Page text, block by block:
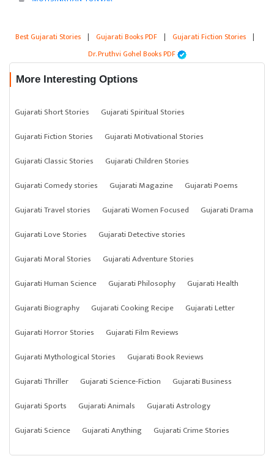
Best Gujarati Stories | Gujarati Books PDF | Gujarati Fiction Stories |
Dr. Pruthvi Gohel Books PDF
More Interesting Options
Gujarati Short Stories
Gujarati Spiritual Stories
Gujarati Fiction Stories
Gujarati Motivational Stories
Gujarati Classic Stories
Gujarati Children Stories
Gujarati Comedy stories
Gujarati Magazine
Gujarati Poems
Gujarati Travel stories
Gujarati Women Focused
Gujarati Drama
Gujarati Love Stories
Gujarati Detective stories
Gujarati Moral Stories
Gujarati Adventure Stories
Gujarati Human Science
Gujarati Philosophy
Gujarati Health
Gujarati Biography
Gujarati Cooking Recipe
Gujarati Letter
Gujarati Horror Stories
Gujarati Film Reviews
Gujarati Mythological Stories
Gujarati Book Reviews
Gujarati Thriller
Gujarati Science-Fiction
Gujarati Business
Gujarati Sports
Gujarati Animals
Gujarati Astrology
Gujarati Science
Gujarati Anything Gujarati Crime Stories